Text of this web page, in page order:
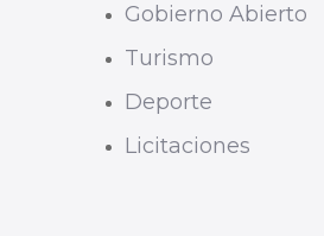
Gobierno Abierto
Turismo
Deporte
Licitaciones